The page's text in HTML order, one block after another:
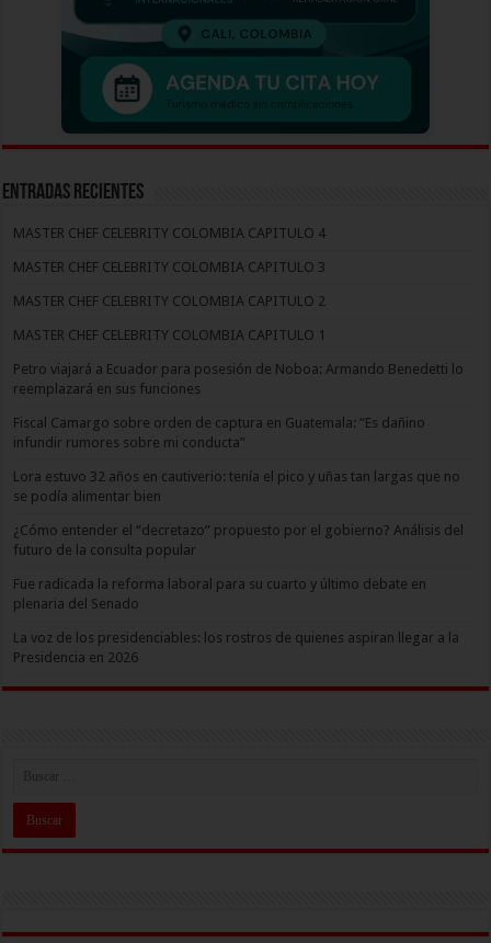
Entradas recientes
MASTER CHEF CELEBRITY COLOMBIA CAPITULO 4
MASTER CHEF CELEBRITY COLOMBIA CAPITULO 3
MASTER CHEF CELEBRITY COLOMBIA CAPITULO 2
MASTER CHEF CELEBRITY COLOMBIA CAPITULO 1
Petro viajará a Ecuador para posesión de Noboa: Armando Benedetti lo
reemplazará en sus funciones
Fiscal Camargo sobre orden de captura en Guatemala: “Es dañino
infundir rumores sobre mi conducta”
Lora estuvo 32 años en cautiverio: tenía el pico y uñas tan largas que no
se podía alimentar bien
¿Cómo entender el “decretazo” propuesto por el gobierno? Análisis del
futuro de la consulta popular
Fue radicada la reforma laboral para su cuarto y último debate en
plenaria del Senado
La voz de los presidenciables: los rostros de quienes aspiran llegar a la
Presidencia en 2026